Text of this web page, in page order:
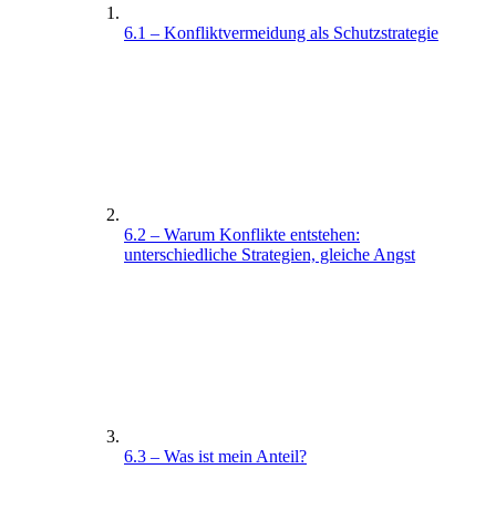
6.1 – Konfliktvermeidung als Schutzstrategie
6.2 – Warum Konflikte entstehen:
unterschiedliche Strategien, gleiche Angst
6.3 – Was ist mein Anteil?